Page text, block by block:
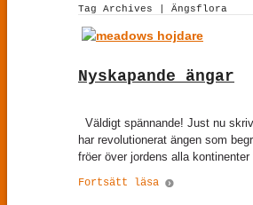
Tag Archives | Ängsflora
Nyskapande ängar
Väldigt spännande! Just nu
har revolutionerat ängen som
fröer över jordens alla
Fortsätt läsa